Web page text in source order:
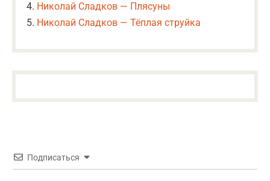
Николай Сладков — Плясуны
Николай Сладков — Тёплая струйка
Подписаться